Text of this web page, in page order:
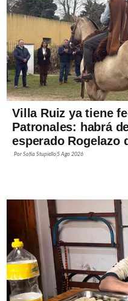
Villa Ruiz ya tiene
Patronales: habrá
esperado Rogelazo
PorSofía Stupiello5 Ago 2026